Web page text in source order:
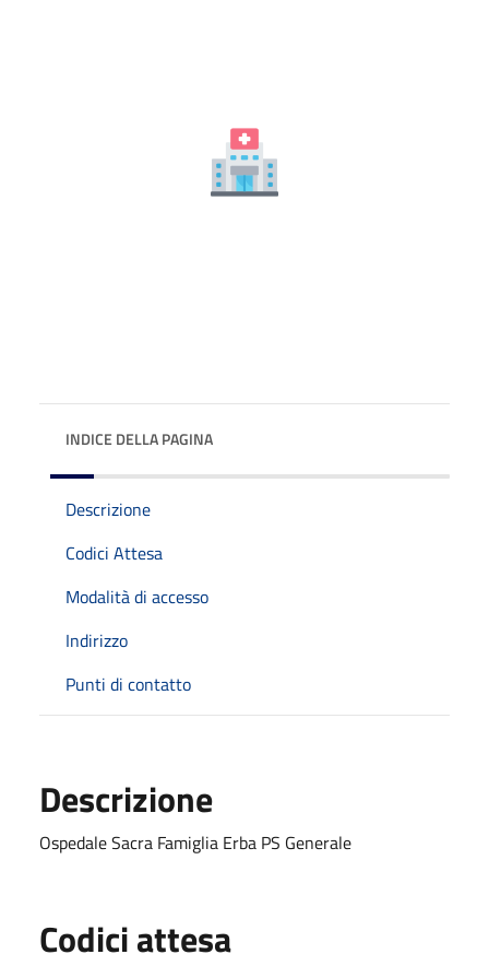
INDICE DELLA PAGINA
Descrizione
Codici Attesa
Modalità di accesso
Indirizzo
Punti di contatto
Descrizione
Ospedale Sacra Famiglia Erba PS Generale
Codici attesa